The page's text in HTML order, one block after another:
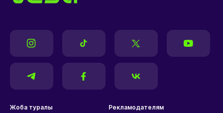
Жоба туралы Рекламодателям